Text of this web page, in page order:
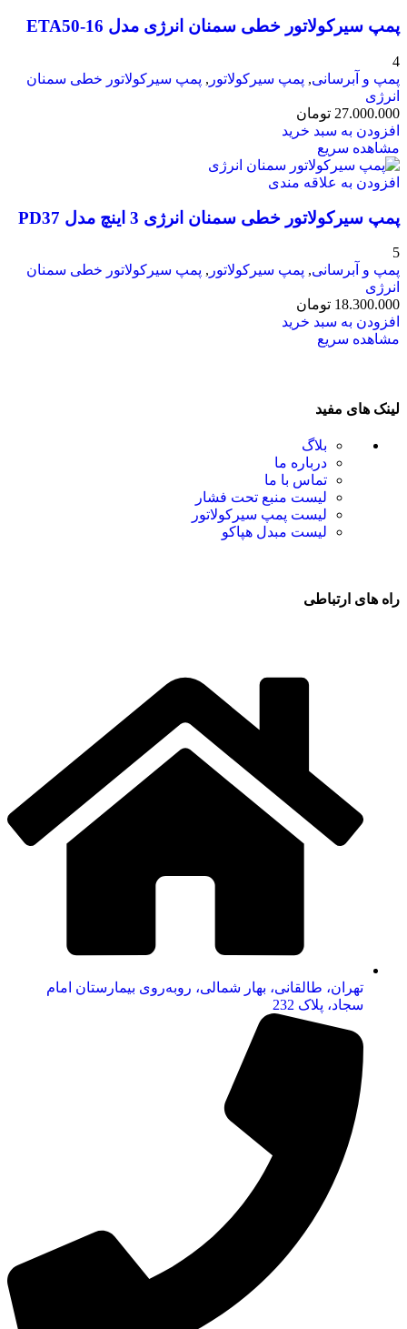
پمپ سیرکولاتور خطی سمنان انرژی مدل ETA50-16
4
پمپ و آبرسانی, پمپ سیرکولاتور , پمپ سیرکولاتور خطی سمنان
انرژی
27.000.000 تومان
افزودن به سبد خرید
مشاهده سریع
افزودن به علاقه مندی
پمپ سیرکولاتور خطی سمنان انرژی 3 اینچ مدل PD37
5
پمپ و آبرسانی, پمپ سیرکولاتور , پمپ سیرکولاتور خطی سمنان
انرژی
18.300.000 تومان
افزودن به سبد خرید
مشاهده سریع
لینک های مفید
بلاگ
درباره ما
تماس با ما
لیست منبع تحت فشار
لیست پمپ سیرکولاتور
لیست مبدل هپاکو
راه های ارتباطی
تهران، طالقانی، بهار شمالی، روبه‌روی بیمارستان امام
سجاد، پلاک 232